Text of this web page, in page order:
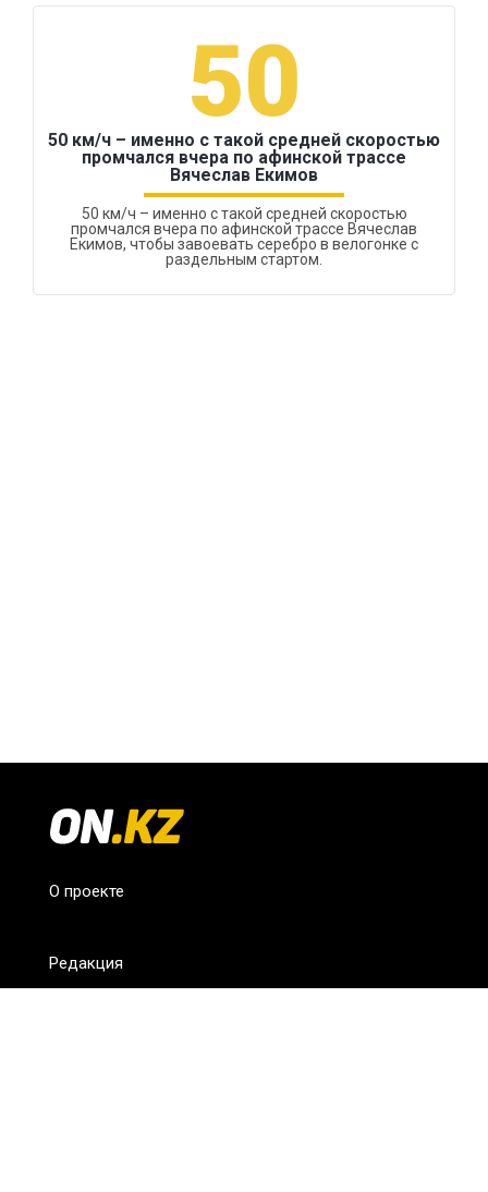
50
50 км/ч – именно с такой средней скоростью
промчался вчера по афинской трассе
Вячеслав Екимов
50 км/ч – именно с такой средней скоростью
промчался вчера по афинской трассе Вячеслав
Екимов, чтобы завоевать серебро в велогонке с
раздельным стартом.
О проекте
Редакция